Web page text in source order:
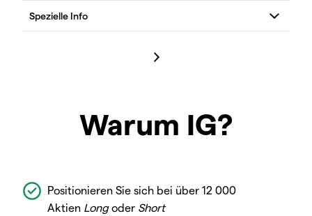
Warum IG?
Positionieren Sie sich bei über 12 000
Aktien Longoder Short